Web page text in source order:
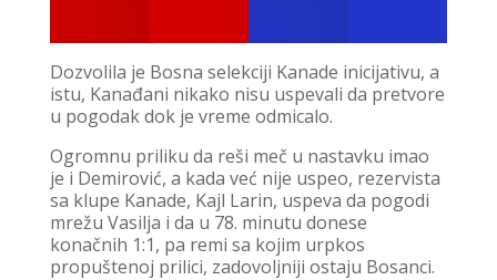
Dozvolila je Bosna selekciji Kanade inicijativu, a
istu, Kanađani nikako nisu uspevali da pretvore
u pogodak dok je vreme odmicalo.
Ogromnu priliku da reši meč u nastavku imao
je i Demirović, a kada već nije uspeo, rezervista
sa klupe Kanade, Kajl Larin, uspeva da pogodi
mrežu Vasilja i da u 78. minutu donese
konačnih 1:1, pa remi sa kojim urpkos
propuštenoj prilici, zadovoljniji ostaju Bosanci.